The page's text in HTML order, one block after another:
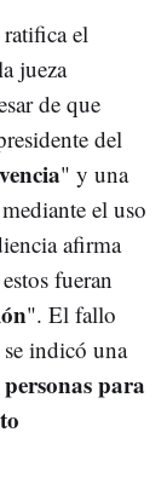
el
jueza
de que
del
" y una
el uso
afirma
fueran
". El fallo
indicó una
para